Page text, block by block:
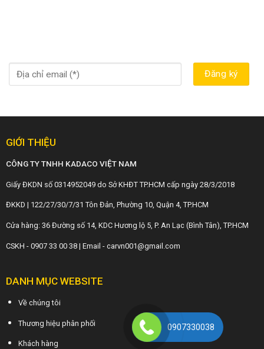
GIỚI THIỆU
CÔNG TY TNHH KADACO VIỆT NAM
Giấy ĐKDN số 0314952049 do Sở KHĐT TP.HCM cấp ngày 28/3/2018
ĐKKD | 122/27/30/7/31 Tôn Đản, Phường 10, Quận 4, TP.HCM
Cửa hàng: 36 Đường số 14, KDC Hương lộ 5, P. An Lạc (Bình Tân), TP.HCM
CSKH - 0907 33 00 38 | Email - carvn001@gmail.com
DANH MỤC WEBSITE
Về chúng tôi
Thương hiệu phân phối
Khách hàng
0907330038